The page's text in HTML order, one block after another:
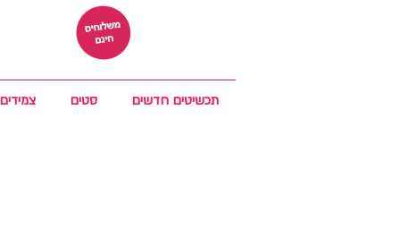
תכשיטים חדשים סטים צמידים